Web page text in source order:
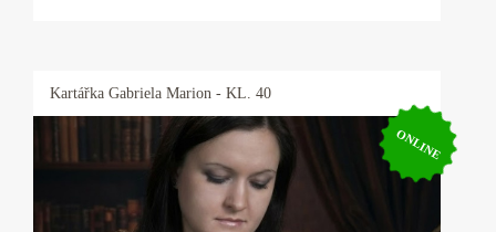
Kartářka Gabriela Marion - KL. 40
ONLINE
Kartářka Gabriela Marion
Jsem empat, médium a průvodce skrze